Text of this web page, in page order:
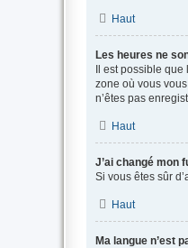
Haut
Les heures ne
Il est possible
zone où vous
n’êtes pas
Haut
J’ai changé mon
Si vous êtes sûr
Haut
Ma langue n’est